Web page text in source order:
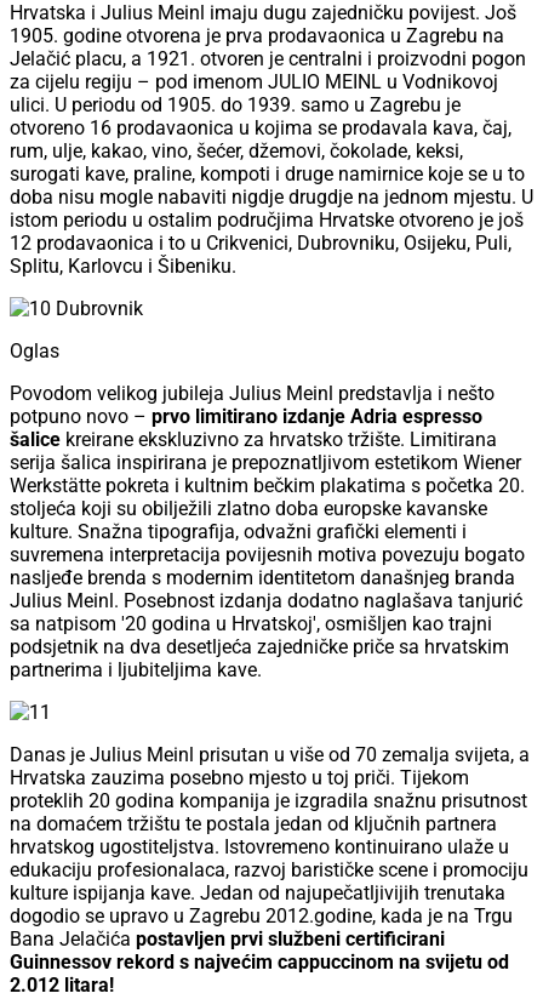
Hrvatska i Julius Meinl imaju dugu zajedničku povijest. Još
1905. godine otvorena je prva prodavaonica u Zagrebu na
Jelačić placu, a 1921. otvoren je centralni i proizvodni pogon
za cijelu regiju – pod imenom JULIO MEINL u Vodnikovoj
ulici. U periodu od 1905. do 1939. samo u Zagrebu je
otvoreno 16 prodavaonica u kojima se prodavala kava, čaj,
rum, ulje, kakao, vino, šećer, džemovi, čokolade, keksi,
surogati kave, praline, kompoti i druge namirnice koje se u to
doba nisu mogle nabaviti nigdje drugdje na jednom mjestu. U
istom periodu u ostalim područjima Hrvatske otvoreno je još
12 prodavaonica i to u Crikvenici, Dubrovniku, Osijeku, Puli,
Splitu, Karlovcu i Šibeniku.
Oglas
Povodom velikog jubileja Julius Meinl predstavlja i nešto
potpuno novo – prvo limitirano izdanje Adria espresso
šalice kreirane ekskluzivno za hrvatsko tržište. Limitirana
serija šalica inspirirana je prepoznatljivom estetikom Wiener
Werkstätte pokreta i kultnim bečkim plakatima s početka 20.
stoljeća koji su obilježili zlatno doba europske kavanske
kulture. Snažna tipografija, odvažni grafički elementi i
suvremena interpretacija povijesnih motiva povezuju bogato
nasljeđe brenda s modernim identitetom današnjeg branda
Julius Meinl. Posebnost izdanja dodatno naglašava tanjurić
sa natpisom '20 godina u Hrvatskoj', osmišljen kao trajni
podsjetnik na dva desetljeća zajedničke priče sa hrvatskim
partnerima i ljubiteljima kave.
Danas je Julius Meinl prisutan u više od 70 zemalja svijeta, a
Hrvatska zauzima posebno mjesto u toj priči. Tijekom
proteklih 20 godina kompanija je izgradila snažnu prisutnost
na domaćem tržištu te postala jedan od ključnih partnera
hrvatskog ugostiteljstva. Istovremeno kontinuirano ulaže u
edukaciju profesionalaca, razvoj barističke scene i promociju
kulture ispijanja kave. Jedan od najupečatljivijih trenutaka
dogodio se upravo u Zagrebu 2012.godine, kada je na Trgu
Bana Jelačića postavljen prvi službeni certificirani
Guinnessov rekord s najvećim cappuccinom na svijetu od
2.012 litara!